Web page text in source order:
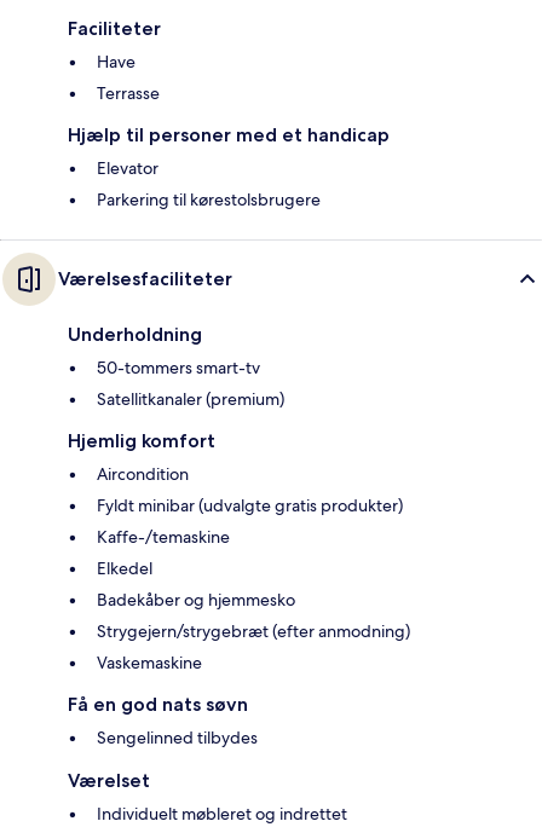
Faciliteter
Have
Terrasse
Hjælp til personer med et handicap
Elevator
Parkering til kørestolsbrugere
Værelsesfaciliteter
Underholdning
50-tommers smart-tv
Satellitkanaler (premium)
Hjemlig komfort
Aircondition
Fyldt minibar (udvalgte gratis produkter)
Kaffe-/temaskine
Elkedel
Badekåber og hjemmesko
Strygejern/strygebræt (efter anmodning)
Vaskemaskine
Få en god nats søvn
Sengelinned tilbydes
Værelset
Individuelt møbleret og indrettet